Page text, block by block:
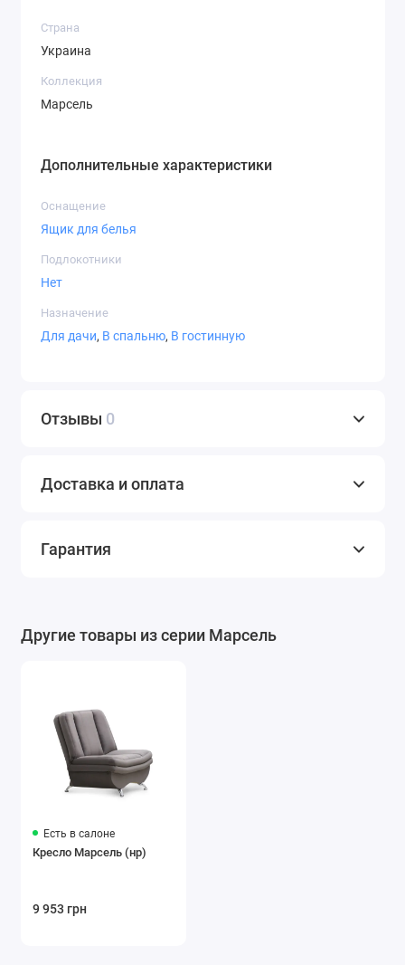
Страна
Украина
Коллекция
Марсель
Дополнительные характеристики
Оснащение
Ящик для белья
Подлокотники
Нет
Назначение
Для дачи, В спальню, В гостинную
Отзывы 0
Доставка и оплата
Гарантия
Другие товары из серии Марсель
Есть в салоне
Кресло Марсель (нр)
9 953 грн